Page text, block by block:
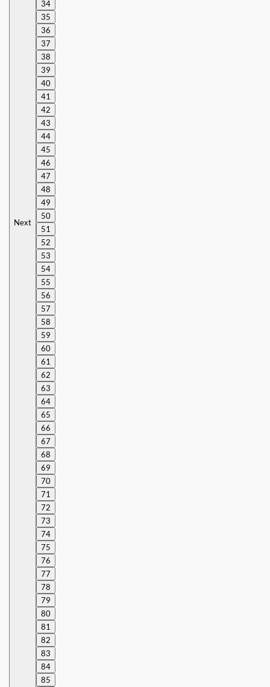
Next
34
35
36
37
38
39
40
41
42
43
44
45
46
47
48
49
50
51
52
53
54
55
56
57
58
59
60
61
62
63
64
65
66
67
68
69
70
71
72
73
74
75
76
77
78
79
80
81
82
83
84
85